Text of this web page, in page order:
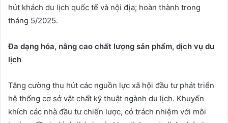
hút khách du lịch quốc tế và nội địa; hoàn thành trong
tháng 5/2025.
Đa dạng hóa, nâng cao chất lượng sản phẩm, dịch vụ du
lịch
Tăng cường thu hút các nguồn lực xã hội đầu tư phát triển
hệ thống cơ sở vật chất kỹ thuật ngành du lịch. Khuyến
khích các nhà đầu tư chiến lược, có trách nhiệm với môi